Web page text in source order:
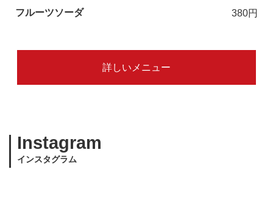
フルーツソーダ 380円
詳しいメニュー
Instagram
インスタグラム